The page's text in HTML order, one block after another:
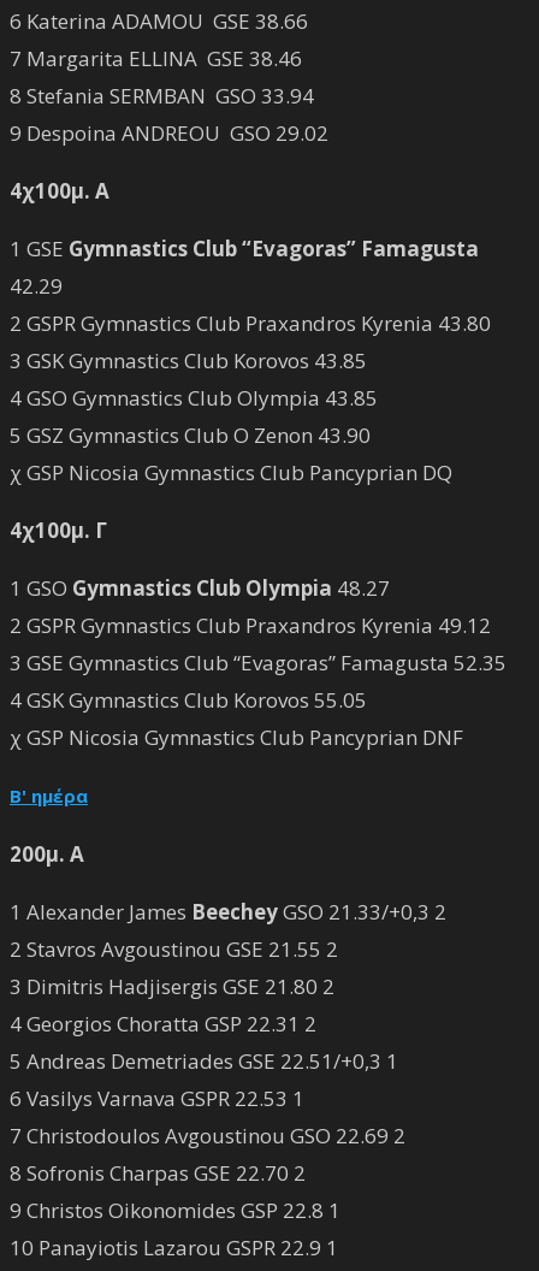
6 Katerina ADAMOU GSE 38.66
7 Margarita ELLINA GSE 38.46
8 Stefania SERMBAN GSO 33.94
9 Despoina ANDREOU GSO 29.02
4χ100μ. Α
1 GSE Gymnastics Club “Evagoras” Famagusta
42.29
2 GSPR Gymnastics Club Praxandros Kyrenia 43.80
3 GSK Gymnastics Club Korovos 43.85
4 GSO Gymnastics Club Olympia 43.85
5 GSZ Gymnastics Club O Zenon 43.90
χ GSP Nicosia Gymnastics Club Pancyprian DQ
4χ100μ. Γ
1 GSO Gymnastics Club Olympia 48.27
2 GSPR Gymnastics Club Praxandros Kyrenia 49.12
3 GSE Gymnastics Club “Evagoras” Famagusta 52.35
4 GSK Gymnastics Club Korovos 55.05
χ GSP Nicosia Gymnastics Club Pancyprian DNF
Β' ημέρα
200μ. Α
1 Alexander James BeecheyGSO 21.33/+0,3 2
2 Stavros Avgoustinou GSE 21.55 2
3 Dimitris Hadjisergis GSE 21.80 2
4 Georgios Choratta GSP 22.31 2
5 Andreas Demetriades GSE 22.51/+0,3 1
6 Vasilys Varnava GSPR 22.53 1
7 Christodoulos Avgoustinou GSO 22.69 2
8 Sofronis Charpas GSE 22.70 2
9 Christos Oikonomides GSP 22.8 1
10 Panayiotis Lazarou GSPR 22.9 1